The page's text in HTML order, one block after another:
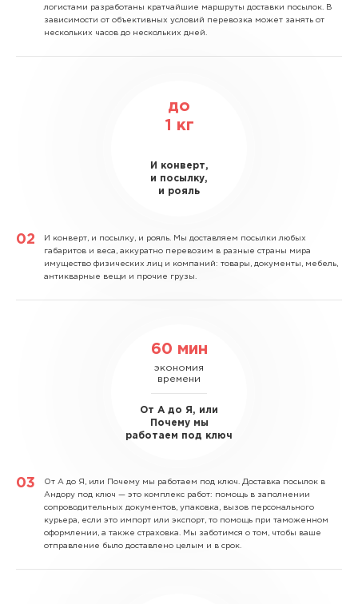
логистами разработаны кратчайшие маршруты доставки посылок. В
зависимости от объективных условий перевозка может занять от
нескольких часов до нескольких дней.
до
1
кг
И конверт,
и посылку,
и рояль
И конверт, и посылку, и рояль. Мы доставляем посылки любых
габаритов и веса, аккуратно перевозим в разные страны мира
имущество физических лиц и компаний: товары, документы, мебель,
антикварные вещи и прочие грузы.
60 мин
экономия
времени
От А до Я, или
Почему мы
работаем под ключ
От А до Я, или Почему мы работаем под ключ. Доставка посылок в
Андору под ключ — это комплекс работ: помощь в заполнении
сопроводительных документов, упаковка, вызов персонального
курьера, если это импорт или экспорт, то помощь при таможенном
оформлении, а также страховка. Мы заботимся о том, чтобы ваше
отправление было доставлено целым и в срок.